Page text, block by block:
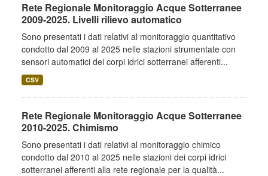
Rete Regionale Monitoraggio Acque Sotterranee
2009-2025. Livelli rilievo automatico
Sono presentati i dati relativi al monitoraggio quantitativo
condotto dal 2009 al 2025 nelle stazioni strumentate con
sensori automatici dei corpi idrici sotterranei afferenti...
CSV
Rete Regionale Monitoraggio Acque Sotterranee
2010-2025. Chimismo
Sono presentati i dati relativi al monitoraggio chimico
condotto dal 2010 al 2025 nelle stazioni dei corpi idrici
sotterranei afferenti alla rete regionale per la qualità...